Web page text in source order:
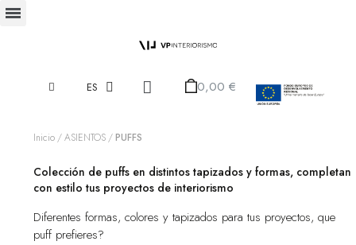
ES 0,00 €
Inicio ASIENTOS PUFFS
Colección de puffs en distintos tapizados y formas, completan
con estilo tus proyectos de interiorismo
Diferentes formas, colores y tapizados para tus proyectos, que
puff prefieres?